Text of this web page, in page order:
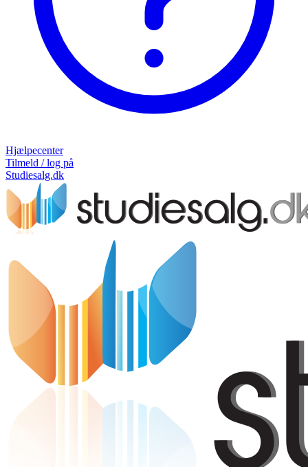
Hjælpecenter
Tilmeld / log på
Studiesalg.dk